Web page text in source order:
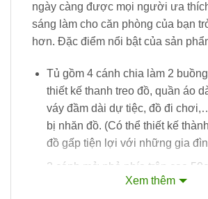
ngày càng được mọi người ưa
sáng làm cho căn phòng của bạn
hơn. Đặc điểm nổi bật của sản
Tủ gồm 4 cánh chia làm 2
thiết kế thanh treo đồ, quần áo
váy đầm dài dự tiệc, đồ đi
bị nhăn đồ. (Có thể thiết kế
đồ gấp tiện lợi với những gia
2 cánh mở nhỏ phía trên cao
tạo thành khoang rỗng để chăn
Xem thêm